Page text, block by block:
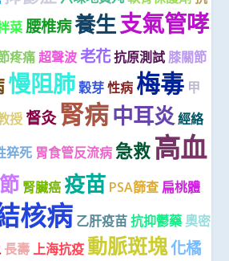
菜 腰椎病養生支氣管哮
疼痛 超聲波 老花抗原測試 膝關節
慢阻肺穀芽 性病 梅毒 甲
授 督灸 腎病中耳炎經絡
猝死 胃食管反流病 急救 高血
腎臟癌 疫苗 PSA篩查 扁桃體
核病 乙肝疫苗 抗抑鬱藥 奧密
長壽 上海抗疫 動脈斑塊化橘